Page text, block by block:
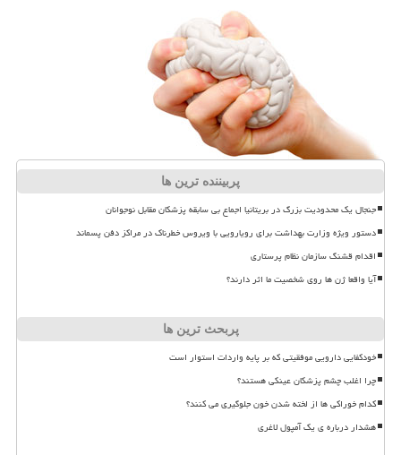
پربیننده ترین ها
جنجال یک محدودیت بزرگ در بریتانیا اجماع بی سابقه پزشکان مقابل نوجوانان
دستور ویژه وزارت بهداشت برای رویارویی با ویروس خطرناک در مراکز دفن پسماند
اقدام قشنگ سازمان نظام پرستاری
آیا واقعا ژن ها روی شخصیت ما اثر دارند؟
پربحث ترین ها
خودکفایی دارویی موفقیتی که بر پایه واردات استوار است
چرا اغلب چشم پزشکان عینکی هستند؟
کدام خوراکی ها از لخته شدن خون جلوگیری می کنند؟
هشدار درباره ی یک آمپول لاغری